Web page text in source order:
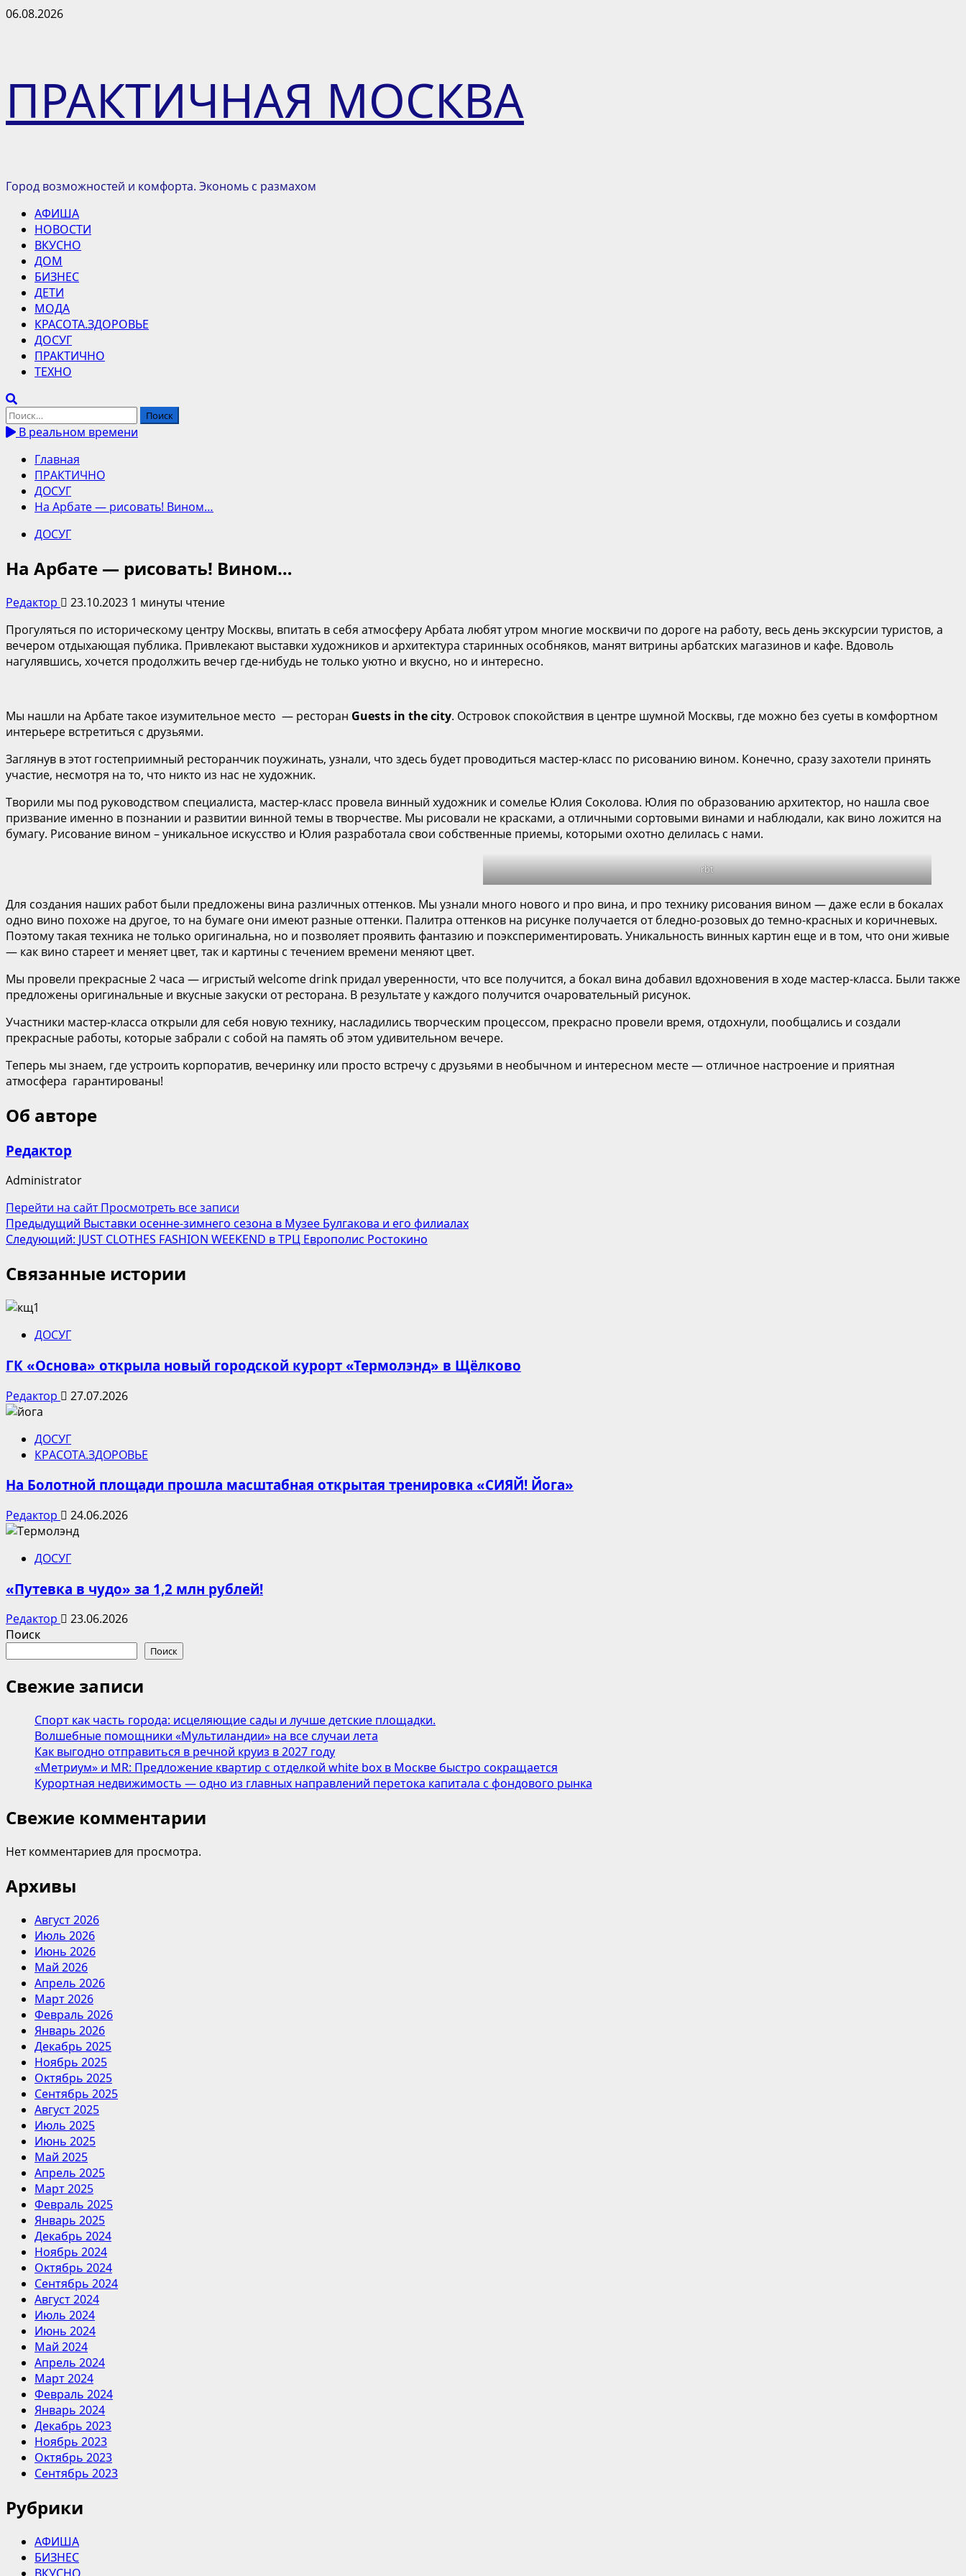
Перейти
06.08.2026
ПРАКТИЧНАЯ МОСКВА
Город возможностей и комфорта. Экономь с размахом
Основное
меню
АФИША
НОВОСТИ
ВКУСНО
ДОМ
БИЗНЕС
ДЕТИ
МОДА
КРАСОТА.ЗДОРОВЬЕ
ДОСУГ
ПРАКТИЧНО
ТЕХНО
Найти:
В реальном времени
Главная
ПРАКТИЧНО
ДОСУГ
На Арбате — рисовать! Вином…
ДОСУГ
На Арбате — рисовать! Вином…
Редактор 23.10.2023 1 минуты чтение
Прогуляться по историческому центру Москвы, впитать в себя атмосферу Арбата любят утром многие москвичи по дороге на работу, весь день экскурсии туристов, а
вечером отдыхающая публика. Привлекают выставки художников и архитектура старинных особняков, манят витрины арбатских магазинов и кафе. Вдоволь
нагулявшись, хочется продолжить вечер где-нибудь не только уютно и вкусно, но и интересно.
Мы нашли на Арбате такое изумительное место — ресторан Guests in thecity. Островок спокойствия в центре шумной Москвы, где можно без суеты в комфортном
интерьере встретиться с друзьями.
Заглянув в этот гостеприимный ресторанчик поужинать, узнали, что здесь будет проводиться мастер-класс по рисованию вином. Конечно, сразу захотели принять
участие, несмотря на то, что никто из нас не художник.
Творили мы под руководством специалиста, мастер-класс провела винный художник и сомелье Юлия Соколова. Юлия по образованию архитектор, но нашла свое
призвание именно в познании и развитии винной темы в творчестве. Мы рисовали не красками, а отличными сортовыми винами и наблюдали, как вино ложится на
бумагу. Рисование вином – уникальное искусство и Юлия разработала свои собственные приемы, которыми охотно делилась с нами.
rbt
Для создания наших работ были предложены вина различных оттенков. Мы узнали много нового и про вина, и про технику рисования вином — даже если в бокалах
одно вино похоже на другое, то на бумаге они имеют разные оттенки. Палитра оттенков на рисунке получается от бледно-розовых до темно-красных и коричневых.
Поэтому такая техника не только оригинальна, но и позволяет проявить фантазию и поэкспериментировать. Уникальность винных картин еще и в том, что они живые
— как вино стареет и меняет цвет, так и картины с течением времени меняют цвет.
Мы провели прекрасные 2 часа — игристый welcome drink придал уверенности, что все получится, а бокал вина добавил вдохновения в ходе мастер-класса. Были также
предложены оригинальные и вкусные закуски от ресторана. В результате у каждого получится очаровательный рисунок.
Участники мастер-класса открыли для себя новую технику, насладились творческим процессом, прекрасно провели время, отдохнули, пообщались и создали
прекрасные работы, которые забрали с собой на память об этом удивительном вечере.
Теперь мы знаем, где устроить корпоратив, вечеринку или просто встречу с друзьями в необычном и интересном месте — отличное настроение и приятная
атмосфера гарантированы!
Об авторе
Редактор
Administrator
Перейти на сайтПросмотреть все записи
Навигация
записи
Предыдущий Выставки осенне-зимнего сезона в Музее Булгакова и его филиалах
Следующий: JUST CLOTHES FASHION WEEKEND в ТРЦ Европолис Ростокино
Связанные истории
ДОСУГ
ГК «Основа» открыла новый городской курорт «Термолэнд» в Щёлково
Редактор 27.07.2026
ДОСУГ
КРАСОТА.ЗДОРОВЬЕ
На Болотной площади прошла масштабная открытая тренировка «СИЯЙ! Йога»
Редактор 24.06.2026
ДОСУГ
«Путевка в чудо» за 1,2 млн рублей!
Редактор
23.06.2026
Поиск
Поиск
Свежие записи
Спорт как часть города: исцеляющие сады и лучше детские площадки.
Волшебные помощники «Мультиландии» на все случаи лета
Как выгодно отправиться в речной круиз в 2027 году
«Метриум» и MR: Предложение квартир с отделкой white box в Москве быстро сокращается
Курортная недвижимость — одно из главных направлений перетока капитала с фондового рынка
Свежие комментарии
Нет комментариев для просмотра.
Архивы
Август 2026
Июль 2026
Июнь 2026
Май 2026
Апрель 2026
Март 2026
Февраль 2026
Январь 2026
Декабрь 2025
Ноябрь 2025
Октябрь 2025
Сентябрь 2025
Август 2025
Июль 2025
Июнь 2025
Май 2025
Апрель 2025
Март 2025
Февраль 2025
Январь 2025
Декабрь 2024
Ноябрь 2024
Октябрь 2024
Сентябрь 2024
Август 2024
Июль 2024
Июнь 2024
Май 2024
Апрель 2024
Март 2024
Февраль 2024
Январь 2024
Декабрь 2023
Ноябрь 2023
Октябрь 2023
Сентябрь 2023
Рубрики
АФИША
БИЗНЕС